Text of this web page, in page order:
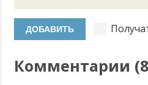
Комментарии (8